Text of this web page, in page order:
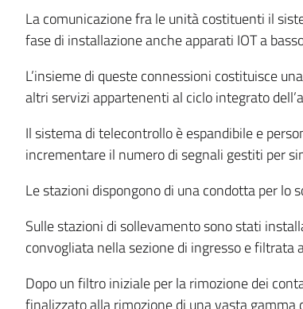
La comunicazione fra le unità costituenti il
fase di installazione anche apparati IOT a
L’insieme di queste connessioni costituisce
altri servizi appartenenti al ciclo integrato
Il sistema di telecontrollo è espandibile e
incrementare il numero di segnali gestiti per
Le stazioni dispongono di una condotta per lo
Sulle stazioni di sollevamento sono stati
convogliata nella sezione di ingresso e
Dopo un filtro iniziale per la rimozione dei
finalizzato alla rimozione di una vasta